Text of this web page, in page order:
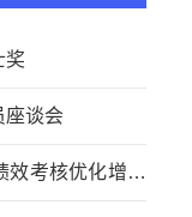
奖
座谈会
效考核优化增效